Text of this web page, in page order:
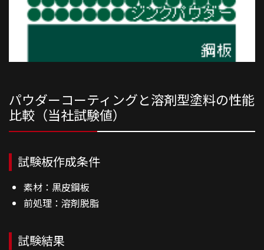
パウダーコーティングと溶剤型塗料の性能
比較（当社試験値）
試験板作成条件
素材：黒皮鋼板
前処理：溶剤脱脂
試験結果